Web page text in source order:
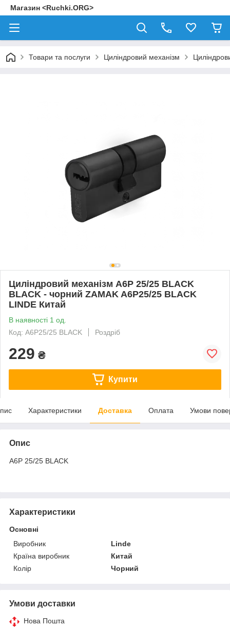
Магазин <Ruchki.ORG>
Товари та послуги Циліндровий механізм
Циліндровий механізм A6P 25/25 BLACK
BLACK - чорний ZAMAK A6P25/25 BLACK
LINDE Китай
В наявності 1 од.
Код: A6P25/25 BLACK
Роздріб
229 ₴
Купити
Характеристики Доставка Оплата Умови
Опис
A6P 25/25 BLACK
Характеристики
Основні
Виробник
Linde
Країна виробник
Китай
Колір
Чорний
Умови доставки
Нова Пошта